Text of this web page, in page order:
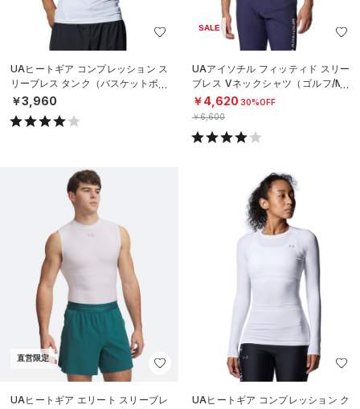
UAヒートギア コンプレッション ス
リーブレス タンク（バスケットボー
ル/MEN）
￥3,960
SALE
UAアイソチル フィッティド スリー
ブレス Vネックシャツ（ゴルフ/ME
N）
￥4,620 30%OFF
￥6,600
直営限定
UAヒートギア エリート スリーブレ
UAヒートギア コンプレッション ク